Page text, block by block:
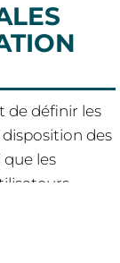
de définir les
des
que les